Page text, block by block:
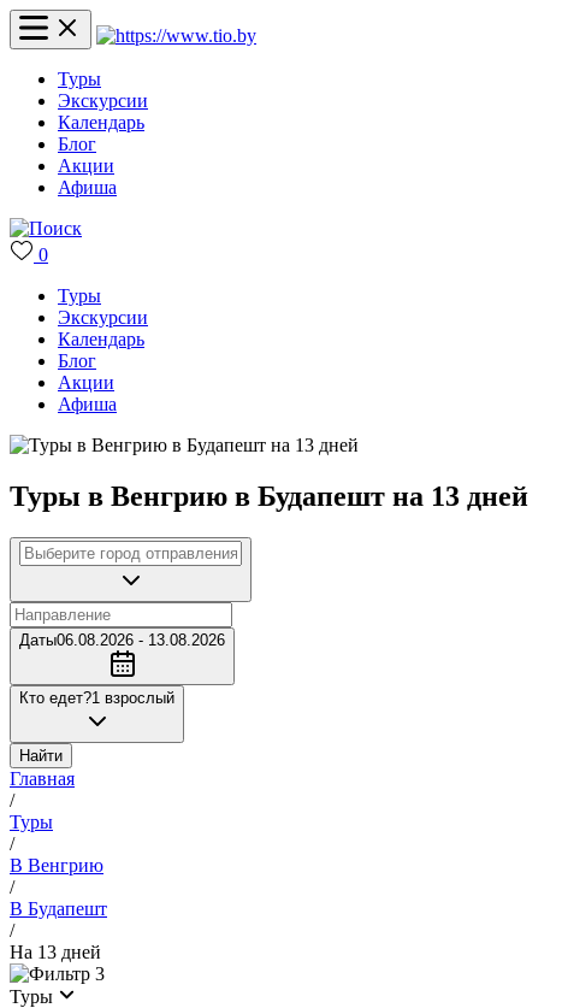
Туры
Экскурсии
Календарь
Блог
Акции
Афиша
0
Туры
Экскурсии
Календарь
Блог
Акции
Афиша
Туры в Венгрию в Будапешт на 13 дней
Даты06.08.2026 - 13.08.2026
Кто едет?1 взрослый
Найти
Главная
/
Туры
/
В Венгрию
/
В Будапешт
/
На 13 дней
3
Туры